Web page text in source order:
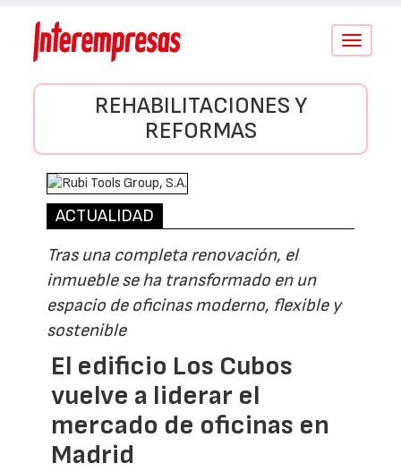
Conmutar
REHABILITACIONES Y
REFORMAS
ACTUALIDAD
Tras una completa renovación, el
inmueble se ha transformado en un
espacio de oficinas moderno, flexible y
sostenible
El edificio Los Cubos
vuelve a liderar el
mercado de oficinas en
Madrid